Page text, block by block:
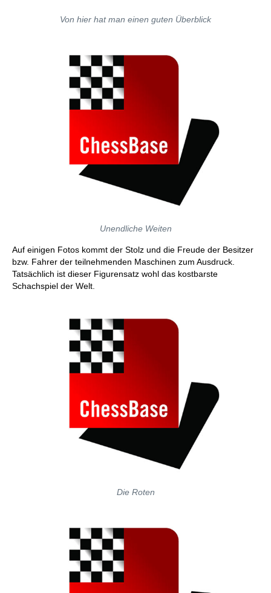
Von hier hat man einen guten Überblick
Unendliche Weiten
Auf einigen Fotos kommt der Stolz und die Freude der Besitzer
bzw. Fahrer der teilnehmenden Maschinen zum Ausdruck.
Tatsächlich ist dieser Figurensatz wohl das kostbarste
Schachspiel der Welt.
Die Roten